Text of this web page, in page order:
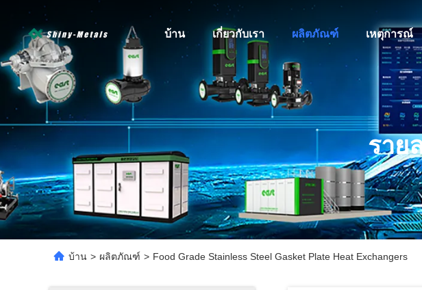
บ้าน เกี่ยวกับเรา ผลิตภัณฑ์ เหตุการณ์
ราย
บ้าน > ผลิตภัณฑ์ > Food Grade Stainless Steel Gasket Plate Heat Exchangers